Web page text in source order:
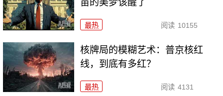
苗的美梦该醒了
最热 阅读 10155
核牌局的模糊艺术：普京核红
线，到底有多红？
最热 阅读 4131